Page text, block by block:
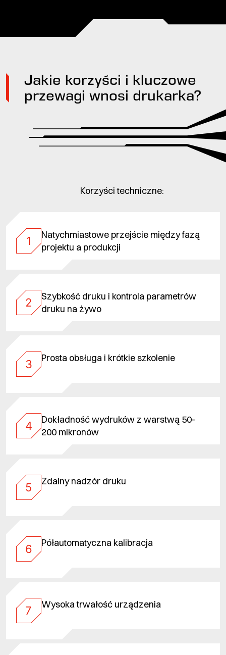
Jakie korzyści i kluczowe
przewagi wnosi drukarka?
Korzyści techniczne:
1
Natychmiastowe przejście między fazą
projektu a produkcji
2
Szybkość druku i kontrola parametrów
druku na żywo
3 Prosta obsługa i krótkie szkolenie
4
Dokładność wydruków z warstwą 50-
200 mikronów
5 Zdalny nadzór druku
6 Półautomatyczna kalibracja
7 Wysoka trwałość urządzenia